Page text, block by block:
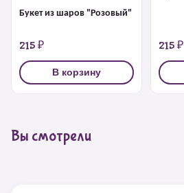
Букет из шаров "Розовый"
215 ₽
В корзину
215 ₽
Вы смотрели